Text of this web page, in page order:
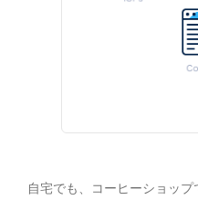
自宅でも、コーヒーショッ